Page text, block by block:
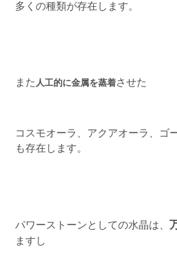
多くの種類が存在します。
また 人工的に金属を蒸着させた
コスモオーラ、アクアオーラ、ゴ
も存在します。
パワーストーンとしての水晶は、
ますし